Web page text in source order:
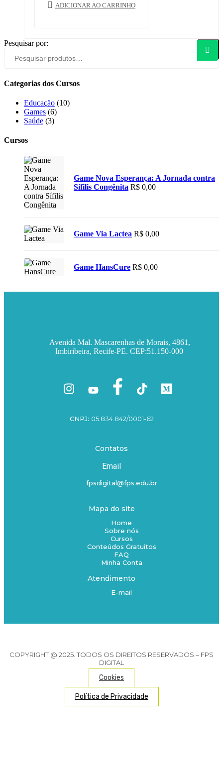
ADICIONAR AO CARRINHO
Pesquisar por:
Categorias dos Cursos
Educação (10)
Games (6)
Saúde (3)
Cursos
Game Nova Esperança: A Jornada contra
Sífilis Congênita R$ 0,00
Game Via Lactea R$ 0,00
Game HansCure R$ 0,00
Avenida Mal. Mascarenhas de Morais, 4861,
Imbiribeira, Recife-PE. CEP:51.150-000
CNPJ: 05.834.842/0001-62
Contatos
Email
fpsdigital@fps.edu.br
Mapa do site
Home
Sobre nós
Cursos
Conteúdos Gratuitos
FAQ
Minha Conta
Atendimento
E-mail
COPYRIGHT @ 2025. TODOS OS DIREITOS RESERVADOS – FPS
DIGITAL
Cookies
Política de Privacidade